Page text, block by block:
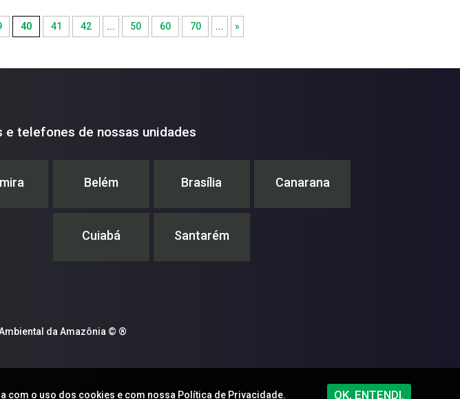
40 41 42 ... 50 60 70 ... »
e telefones de nossas unidades
Belém Brasília Canarana
Cuiabá Santarém
da Amazônia © ®
com o uso dos cookies e com nossa Política de Privacidade. OK, ENTENDI.